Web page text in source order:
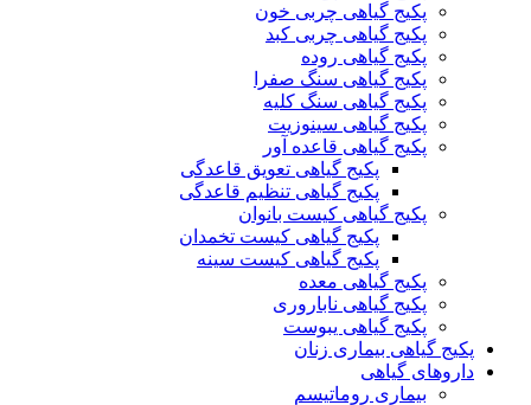
پکیج گیاهی چربی خون
پکیج گیاهی چربی کبد
پکیج گیاهی روده
پکیج گیاهی سنگ صفرا
پکیج گیاهی سنگ کلیه
پکیج گیاهی سینوزیت
پکیج گیاهی قاعده آور
پکیج گیاهی تعویق قاعدگی
پکیج گیاهی تنظیم قاعدگی
پکیج گیاهی کیست بانوان
پکیج گیاهی کیست تخمدان
پکیج گیاهی کیست سینه
پکیج گیاهی معده
پکیج گیاهی ناباروری
پکیج گیاهی یبوست
پکیج گیاهی بیماری زنان
داروهای گیاهی
بیماری روماتیسم